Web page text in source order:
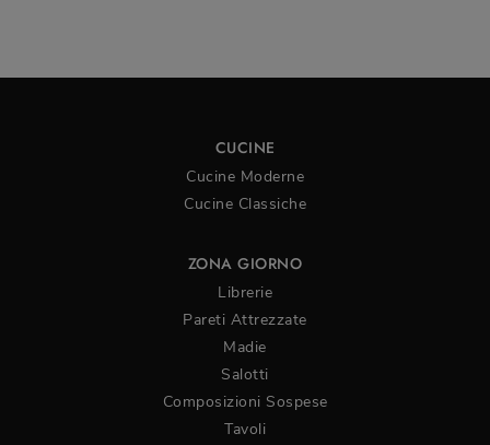
CUCINE
Cucine Moderne
Cucine Classiche
ZONA GIORNO
Librerie
Pareti Attrezzate
Madie
Salotti
Composizioni Sospese
Tavoli